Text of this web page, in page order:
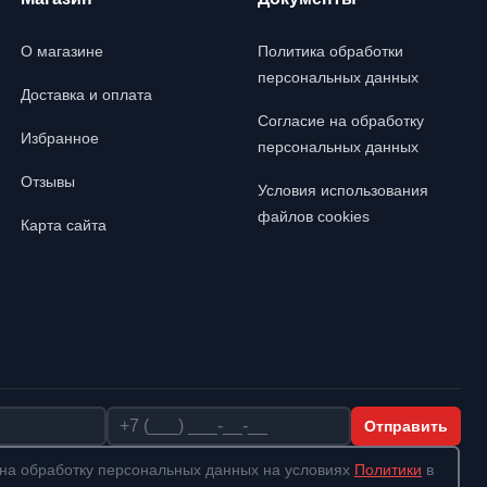
О магазине
Доставка и оплата
Избранное
Отзывы
Карта сайта
Политика обработки
персональных данных
Согласие на обработку
персональных данных
Условия использования
файлов cookies
Телефон Отправить
на обработку персональных данных на условиях Политики в